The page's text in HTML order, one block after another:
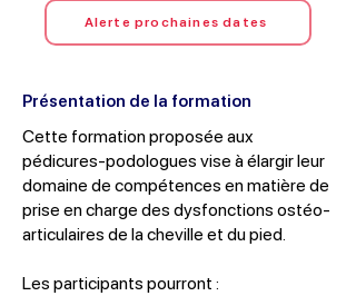
Alerte prochaines dates
Présentation de la formation
Cette formation proposée aux
pédicures-podologues vise à élargir leur
domaine de compétences en matière de
prise en charge des dysfonctions ostéo-
articulaires de la cheville et du pied.
Les participants pourront :